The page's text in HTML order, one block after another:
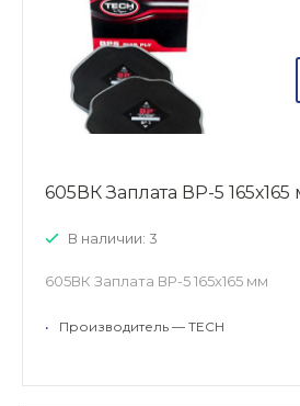
605ВК Заплата ВР-5 165х165
В наличии: 3
605ВК Заплата ВР-5 165х165 мм
• Производитель — TECH